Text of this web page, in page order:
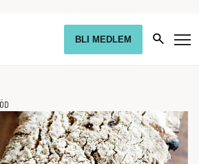
BLI MEDLEM